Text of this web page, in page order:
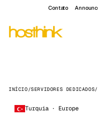
Contato
INÍCIO/SERVIDORES DEDICADOS/
Turquia · Europe